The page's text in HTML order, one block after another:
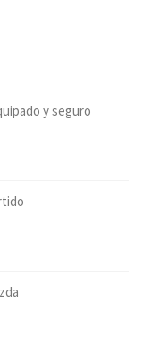
y seguro